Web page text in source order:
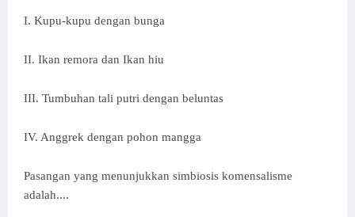
I. Kupu-kupu dengan bunga
II. Ikan remora dan Ikan hiu
III. Tumbuhan tali putri dengan beluntas
IV. Anggrek dengan pohon mangga
Pasangan yang menunjukkan simbiosis komensalisme
adalah....